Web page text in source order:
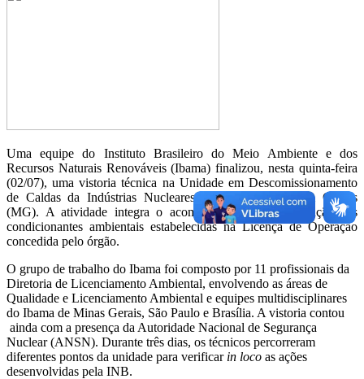
Uma equipe do Instituto Brasileiro do Meio Ambiente e dos
Recursos Naturais Renováveis (Ibama) finalizou, nesta quinta-feira
(02/07), uma vistoria técnica na Unidade em Descomissionamento
de Caldas da Indústrias Nucleares do Brasil (INB), em Caldas
(MG). A atividade integra o acompanhamento da execução das
condicionantes ambientais estabelecidas na Licença de Operação
concedida pelo órgão.
O grupo de trabalho do Ibama foi composto por 11 profissionais da
Diretoria de Licenciamento Ambiental, envolvendo as áreas de
Qualidade e Licenciamento Ambiental e equipes multidisciplinares
do Ibama de Minas Gerais, São Paulo e Brasília. A vistoria contou
ainda com a presença da Autoridade Nacional de Segurança
Nuclear (ANSN). Durante três dias, os técnicos percorreram
diferentes pontos da unidade para verificar in loco as ações
desenvolvidas pela INB.